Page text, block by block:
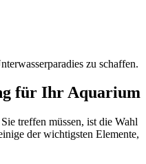
zu schaffen.
für Ihr Aquarium
der wichtigsten Elemente,